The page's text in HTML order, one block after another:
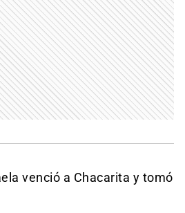
venció a Chacarita y tomó